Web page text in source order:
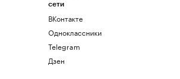
сети
ВКонтакте
Одноклассники
Telegram
Дзен